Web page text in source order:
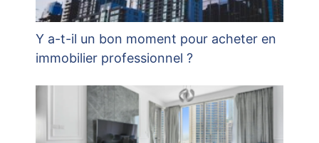
Y a-t-il un bon moment pour acheter en
immobilier professionnel ?